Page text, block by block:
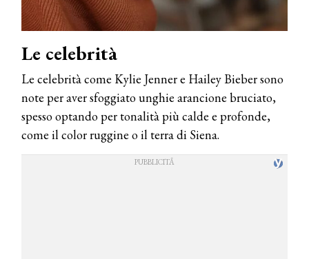
Le celebrità
Le celebrità come Kylie Jenner e Hailey Bieber sono
note per aver sfoggiato unghie arancione bruciato,
spesso optando per tonalità più calde e profonde,
come il color ruggine o il terra di Siena.